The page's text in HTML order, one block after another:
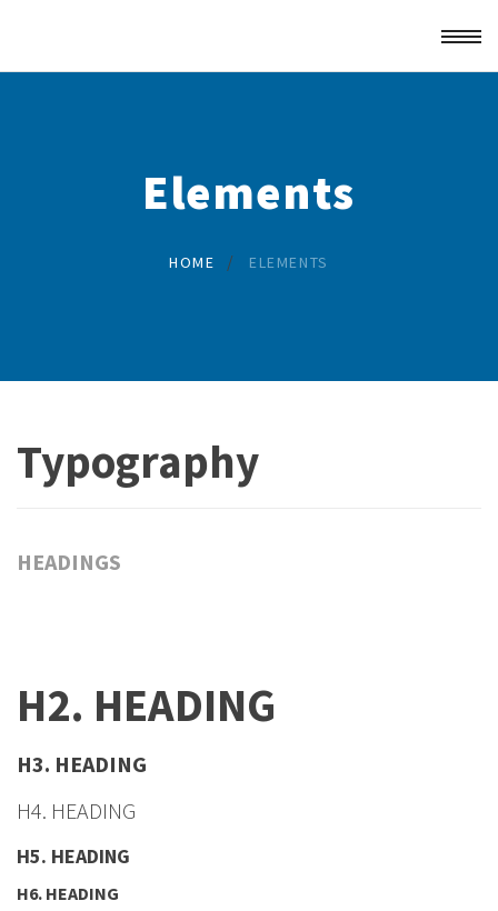
Elements
HOME / ELEMENTS
Typography
HEADINGS
H2. HEADING
H3. HEADING
H4. HEADING
H5. HEADING
H6. HEADING